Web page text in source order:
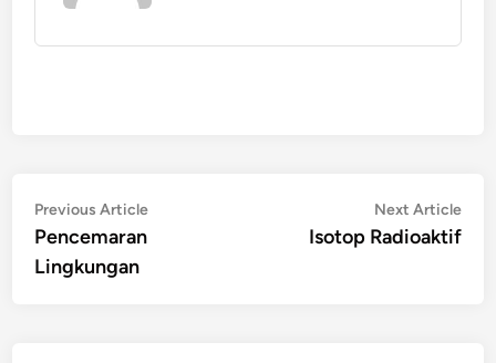
Navigasi
pos
Previous ArticlePrevious
Pencemaran
Lingkungan
Next Article
Isotop Radioaktif